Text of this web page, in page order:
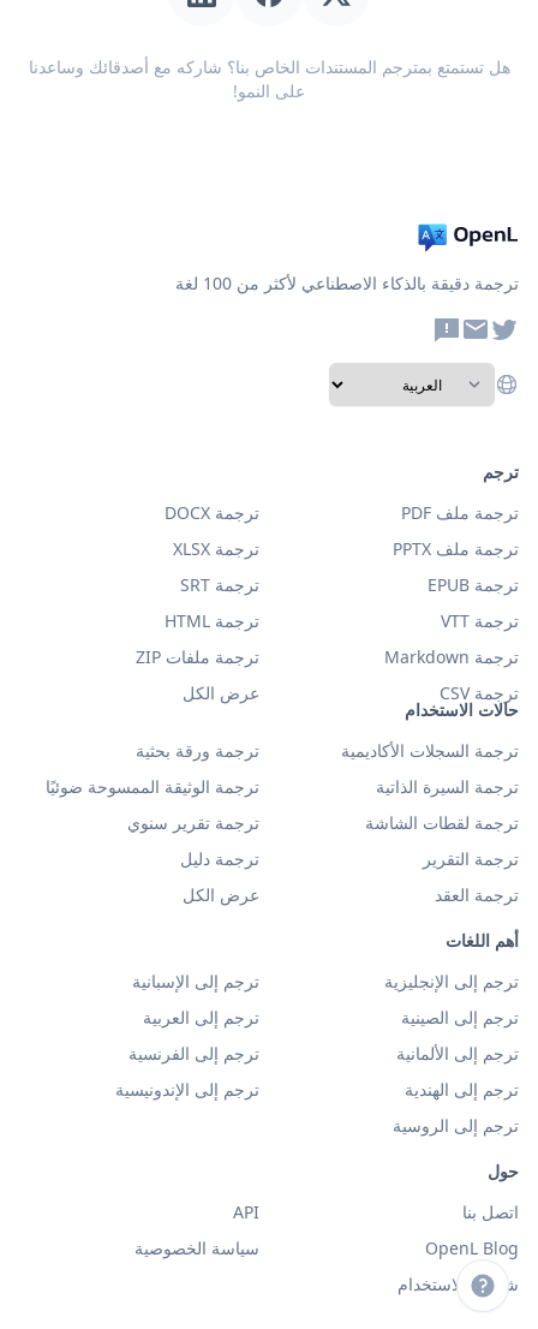
هل تستمتع بمترجم المستندات الخاص بنا؟ شاركه مع أصدقائك وساعدنا
على النمو!
ترجمة دقيقة بالذكاء الاصطناعي لأكثر من 100 لغة
حالات الاستخدام
ترجمة السجلات الأكاديمية
ترجمة ورقة بحثية
ترجمة السيرة الذاتية
ترجمة الوثيقة الممسوحة ضوئيًا
ترجمة لقطات الشاشة
ترجمة تقرير سنوي
ترجمة التقرير
ترجمة دليل
ترجمة العقد
عرض الكل
أهم اللغات
ترجم إلى الإنجليزية
ترجم إلى الإسبانية
ترجم إلى الصينية
ترجم إلى العربية
ترجم إلى الألمانية
ترجم إلى الفرنسية
ترجم إلى الهندية
ترجم إلى الإندونيسية
ترجم إلى الروسية
ترجم
ترجمة ملف PDF
ترجمة DOCX
ترجمة ملف PPTX
ترجمة XLSX
ترجمة EPUB
ترجمة SRT
ترجمة VTT
ترجمة HTML
ترجمة Markdown
ترجمة ملفات ZIP
ترجمة CSV
عرض الكل
حول
اتصل بنا
API
OpenL Blog
سياسة الخصوصية
شروط الاستخدام